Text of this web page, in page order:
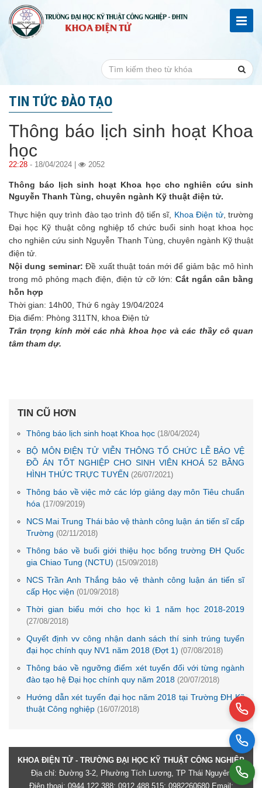
TIN TỨC ĐÀO TẠO
Thông báo lịch sinh hoạt Khoa
học
22:28 - 18/04/2024 | 2052
Thông báo lịch sinh hoạt Khoa học cho nghiên cứu sinh
Nguyễn Thanh Tùng, chuyên ngành Kỹ thuật điện tử.
Thực hiện quy trình đào tạo trình độ tiến sĩ, Khoa Điện tử, trường
Đại học Kỹ thuật công nghiệp tổ chức buổi sinh hoạt khoa học
cho nghiên cứu sinh Nguyễn Thanh Tùng, chuyên ngành Kỹ thuật
điện tử.
Nội dung seminar: Đề xuất thuật toán mới để giảm bậc mô hình
trong mô phỏng mạch điện, điện tử cỡ lớn: Cắt ngắn cân bằng
hỗn hợp
Thời gian: 14h00, Thứ 6 ngày 19/04/2024
Địa điểm: Phòng 311TN, khoa Điện tử
Trân trọng kính mời các nhà khoa học và các thầy cô quan
tâm tham dự.
TIN CŨ HƠN
Thông báo lịch sinh hoạt Khoa học (18/04/2024)
BỘ MÔN ĐIỆN TỬ VIỄN THÔNG TỔ CHỨC LỄ BẢO VỆ
ĐỒ ÁN TỐT NGHIỆP CHO SINH VIÊN KHOÁ 52 BẰNG
HÌNH THỨC TRỰC TUYẾN (26/07/2021)
Thông báo về việc mở các lớp giảng dạy môn Tiêu chuẩn
hóa (17/09/2019)
NCS Mai Trung Thái bảo vệ thành công luận án tiến sĩ cấp
Trường (02/11/2018)
Thông báo về buổi giới thiệu học bổng trường ĐH Quốc
gia Chiao Tung (NCTU) (15/09/2018)
NCS Trần Anh Thắng bảo vệ thành công luận án tiến sĩ
cấp Học viện (01/09/2018)
Thời gian biểu mới cho học kì 1 năm học 2018-2019
(27/08/2018)
Quyết định vv công nhận danh sách thí sinh trúng tuyển
đại học chính quy NV1 năm 2018 (Đợt 1) (07/08/2018)
Thông báo về ngưỡng điểm xét tuyển đối với từng ngành
đào tạo hệ Đại học chính quy năm 2018 (20/07/2018)
Hướng dẫn xét tuyển đại học năm 2018 tại Trường ĐH Kỹ
thuật Công nghiệp (16/07/2018)
KHOA ĐIỆN TỬ - TRƯỜNG ĐẠI HỌC KỸ THUẬT CÔNG NGHIỆP
Địa chỉ: Đường 3-2, Phường Tích Lương, TP Thái Nguyên
Điện thoại: 0944.122.388; 0912.488.515; 0982260680 Email: